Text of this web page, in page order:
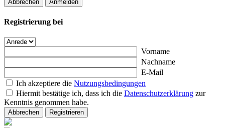
Abbrechen Anmelden
Registrierung bei
Vorname
Nachname
E-Mail
Ich akzeptiere die Nutzungsbedingungen
Hiermit bestätige ich, dass ich die Datenschutzerklärung zur
Kenntnis genommen habe.
Abbrechen Registrieren